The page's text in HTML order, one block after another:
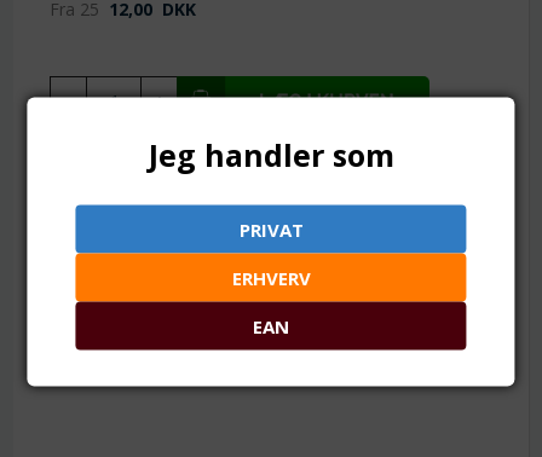
Fra 25 12,00 DKK
TILFØJ TIL ØNSKESKYEN
Hul: ca. 3.8 mm
Materiale: plastik (polystyren)
Antal: ca. 26 gram = 100 stk. (+/- 5 stk.)
Jeg handler som
PRIVAT
ERHVERV
EAN